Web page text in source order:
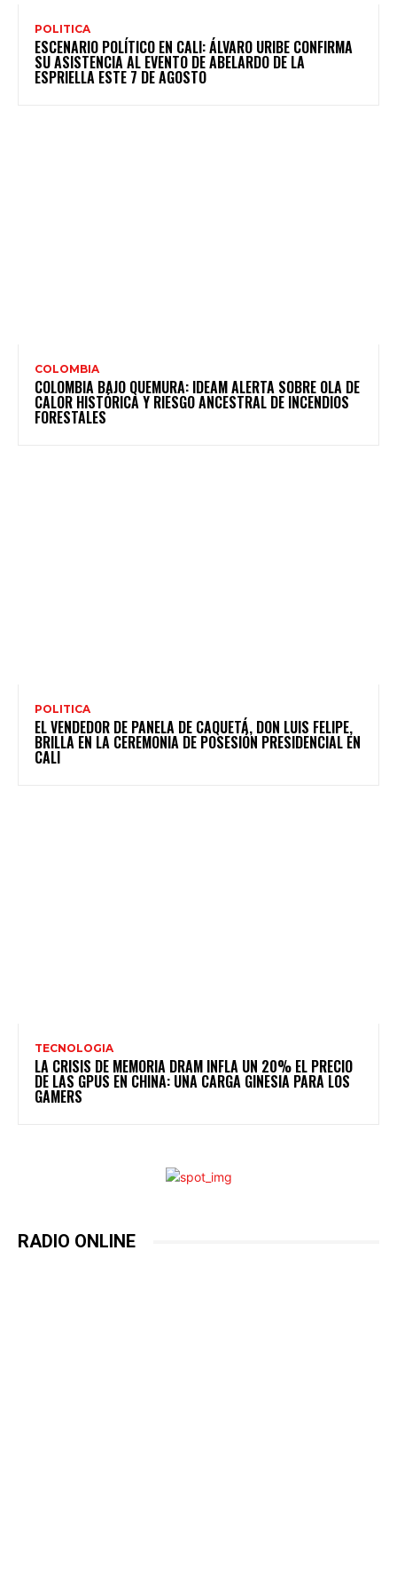
POLITICA
ESCENARIO POLÍTICO EN CALI: ÁLVARO URIBE CONFIRMA
SU ASISTENCIA AL EVENTO DE ABELARDO DE LA
ESPRIELLA ESTE 7 DE AGOSTO
COLOMBIA
COLOMBIA BAJO QUEMURA: IDEAM ALERTA SOBRE OLA DE
CALOR HISTÓRICA Y RIESGO ANCESTRAL DE INCENDIOS
FORESTALES
POLITICA
EL VENDEDOR DE PANELA DE CAQUETÁ, DON LUIS FELIPE,
BRILLA EN LA CEREMONIA DE POSESIÓN PRESIDENCIAL EN
CALI
TECNOLOGIA
LA CRISIS DE MEMORIA DRAM INFLA UN 20% EL PRECIO
DE LAS GPUS EN CHINA: UNA CARGA GINESIA PARA LOS
GAMERS
RADIO ONLINE